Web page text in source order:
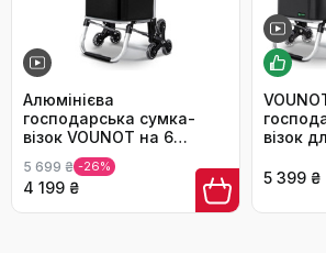
Чи підходить візок для
сходах?
Алюмінієва
господарська сумка-
візок VOUNOT на 6
колесах для сходів,
складна,
водонепроникна, 45 л,
чорна
5 699 ₴ -26%
4 199 ₴
візок
коліс,
5 399 ₴